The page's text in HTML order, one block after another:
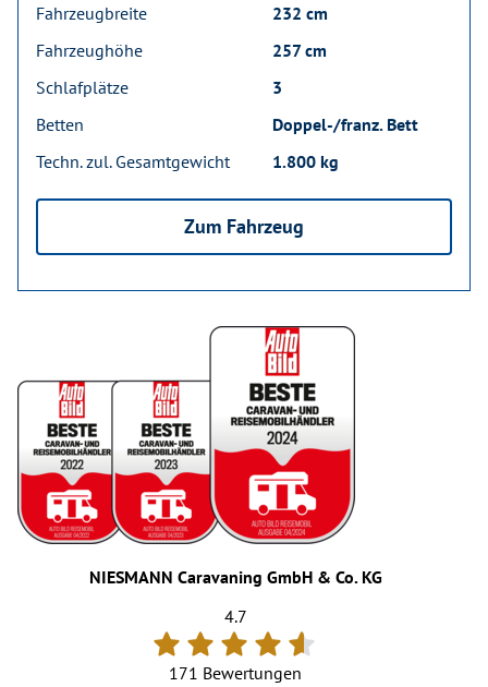
Fahrzeugbreite
232 cm
Fahrzeughöhe
257 cm
Schlafplätze
3
Betten
Doppel-/franz. Bett
Techn. zul. Gesamtgewicht
1.800 kg
Zum Fahrzeug
NIESMANN Caravaning GmbH & Co. KG
4.7
171 Bewertungen